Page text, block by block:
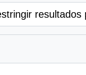
resultados